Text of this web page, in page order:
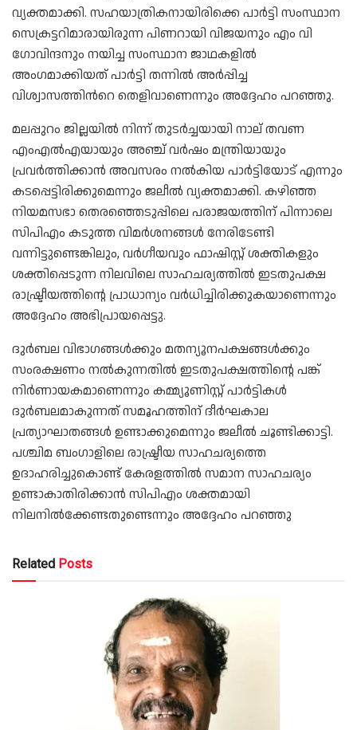
വ്യക്തമാക്കി. സഹയാത്രികനായിരിക്കെ പാർട്ടി സംസ്ഥാന
സെക്രട്ടറിമാരായിരുന്ന പിണറായി വിജയനും എം വി
ഗോവിന്ദനും നയിച്ച സംസ്ഥാന ജാഥകളിൽ
അംഗമാക്കിയത് പാർട്ടി തന്നിൽ അർപ്പിച്ച
വിശ്വാസത്തിന്‍റെ തെളിവാണെന്നും അദ്ദേഹം പറഞ്ഞു.
മലപ്പുറം ജില്ലയിൽ നിന്ന് തുടർച്ചയായി നാല് തവണ
എംഎൽഎയായും അഞ്ച് വർഷം മന്ത്രിയായും
പ്രവർത്തിക്കാൻ അവസരം നൽകിയ പാർട്ടിയോട് എന്നും
കടപ്പെട്ടിരിക്കുമെന്നും ജലീൽ വ്യക്തമാക്കി. കഴിഞ്ഞ
നിയമസഭാ തെരഞ്ഞെടുപ്പിലെ പരാജയത്തിന് പിന്നാലെ
സിപിഎം കടുത്ത വിമർശനങ്ങൾ നേരിടേണ്ടി
വന്നിട്ടുണ്ടെങ്കിലും, വർഗീയവും ഫാഷിസ്റ്റ് ശക്തികളും
ശക്തിപ്പെടുന്ന നിലവിലെ സാഹചര്യത്തിൽ ഇടതുപക്ഷ
രാഷ്ട്രീയത്തിന്റെ പ്രാധാന്യം വർധിച്ചിരിക്കുകയാണെന്നും
അദ്ദേഹം അഭിപ്രായപ്പെട്ടു.
ദുർബല വിഭാഗങ്ങൾക്കും മതന്യൂനപക്ഷങ്ങൾക്കും
സംരക്ഷണം നൽകുന്നതിൽ ഇടതുപക്ഷത്തിന്റെ പങ്ക്
നിർണായകമാണെന്നും കമ്മ്യൂണിസ്റ്റ് പാർട്ടികൾ
ദുർബലമാകുന്നത് സമൂഹത്തിന് ദീർഘകാല
പ്രത്യാഘാതങ്ങൾ ഉണ്ടാക്കുമെന്നും ജലീൽ ചൂണ്ടിക്കാട്ടി.
പശ്ചിമ ബംഗാളിലെ രാഷ്ട്രീയ സാഹചര്യത്തെ
ഉദാഹരിച്ചുകൊണ്ട് കേരളത്തിൽ സമാന സാഹചര്യം
ഉണ്ടാകാതിരിക്കാൻ സിപിഎം ശക്തമായി
നിലനിൽക്കേണ്ടതുണ്ടെന്നും അദ്ദേഹം പറഞ്ഞു
Related Posts